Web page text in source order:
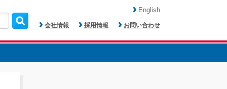
会社情報 採用情報 お問い合わせ
English